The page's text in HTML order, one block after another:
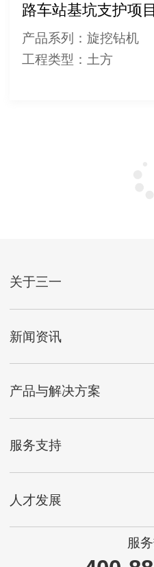
路车站基坑支护项目
产品系列：旋挖钻机
工程类型：土方
关于三一
新闻资讯
产品与解决方案
服务支持
人才发展
服